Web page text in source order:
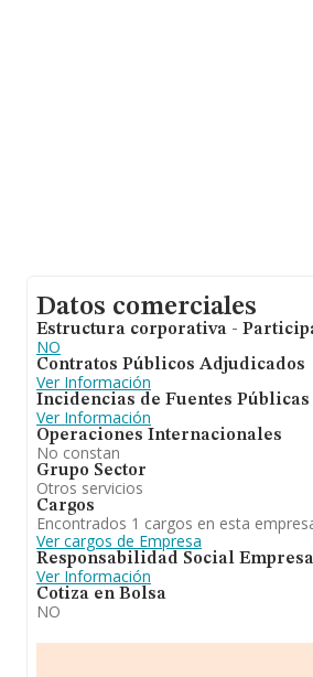
Datos comerciales
Estructura corporativa -
NO
Contratos Públicos Adjudicados
Ver Información
Incidencias de Fuentes Públicas
Ver Información
Operaciones Internacionales
No constan
Grupo Sector
Otros servicios
Cargos
Encontrados 1 cargos en esta
Ver cargos de Empresa
Responsabilidad Social
Ver Información
Cotiza en Bolsa
NO